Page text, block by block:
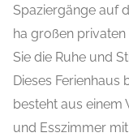
Spaziergänge auf
ha großen privaten
Sie die Ruhe und
Dieses Ferienhaus
besteht aus einem
und Esszimmer